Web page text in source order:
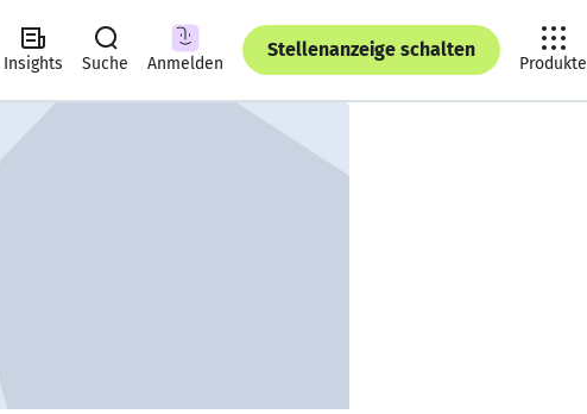
Insights Suche Anmelden
Stellenanzeige schalten
Produkte